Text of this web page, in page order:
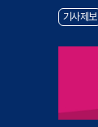
기사제보